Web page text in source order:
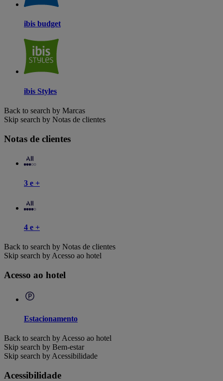
ibis budget
ibis Styles
Back to search by Marcas
Skip search by Notas de clientes
Notas de clientes
3 e +
4 e +
Back to search by Notas de clientes
Skip search by Acesso ao hotel
Acesso ao hotel
Estacionamento
Back to search by Acesso ao hotel
Skip search by Bem-estar
Skip search by Acessibilidade
Acessibilidade